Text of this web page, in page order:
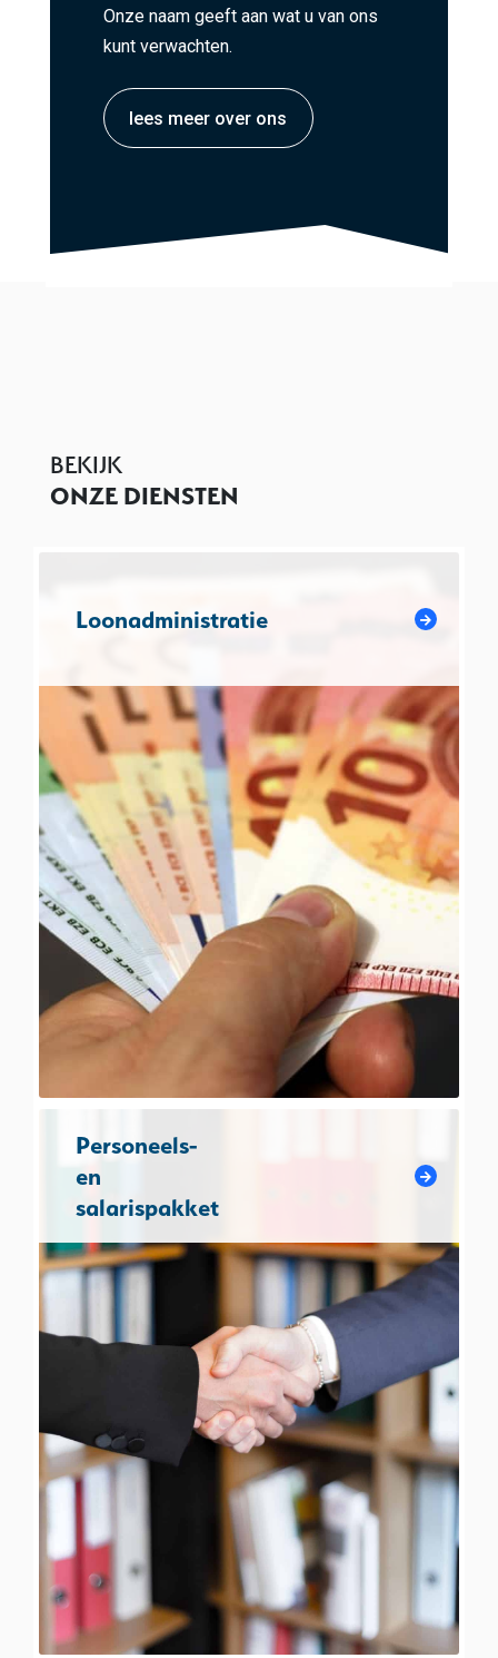
Onze naam geeft aan wat u van ons
kunt verwachten.
lees meer over ons
BEKIJK
ONZE DIENSTEN
Loonadministratie
Personeels-
en
salarispakket